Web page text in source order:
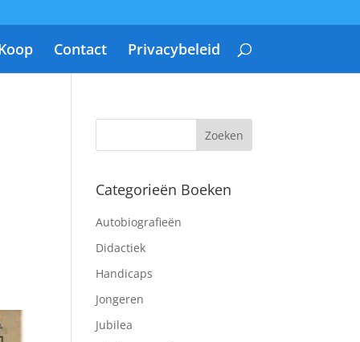
Contact Privacybeleid
Categorieën Boeken
Autobiografieën
Didactiek
Handicaps
Jongeren
Jubilea